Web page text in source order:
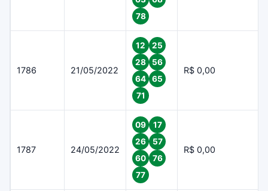
78
1786 21/05/2022
12
25
28
56
64
65
71
R$ 0,00
1787 24/05/2022
09
17
26
57
60
76
77
R$ 0,00